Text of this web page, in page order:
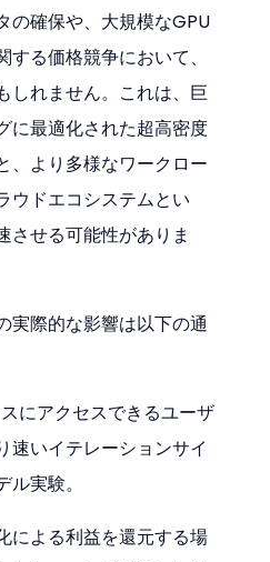
の確保や、大規模なGPU
る価格競争において、
しれません。これは、巨
に最適化された超高密度
、より多様なワークロー
ウドエコシステムとい
させる可能性がありま
実際的な影響は以下の通
にアクセスできるユーザ
速いイテレーションサイ
実験。
による利益を還元する場